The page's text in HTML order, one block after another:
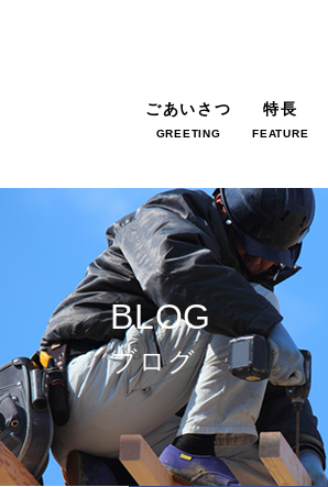
ごあいさつ
GREETING
特長
FEATURE
BLOG
ブログ